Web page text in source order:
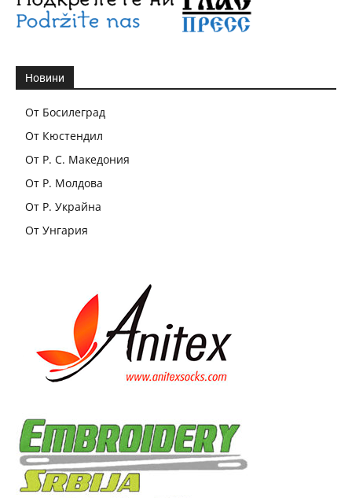
Новини
От Босилеград
От Кюстендил
От Р. С. Македония
От Р. Молдова
От Р. Украйна
От Унгария